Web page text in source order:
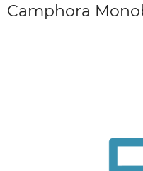
Camphora